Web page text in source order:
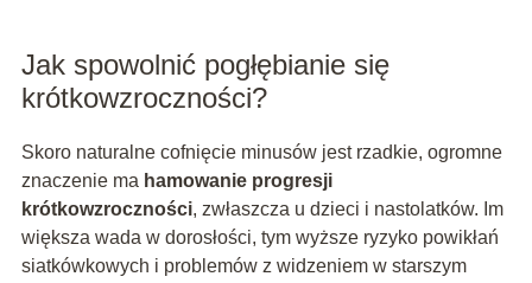
Jak spowolnić pogłębianie się
krótkowzroczności?
Skoro naturalne cofnięcie minusów jest rzadkie, ogromne
znaczenie ma hamowanie progresji
krótkowzroczności, zwłaszcza u dzieci i nastolatków. Im
większa wada w dorosłości, tym wyższe ryzyko powikłań
siatkówkowych i problemów z widzeniem w starszym